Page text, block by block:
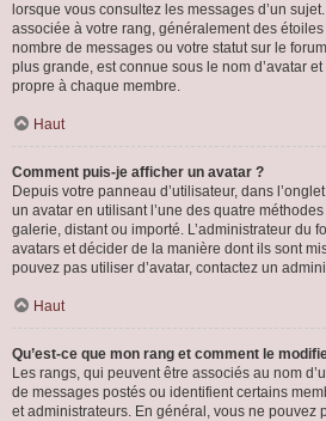
lorsque vous consultez les messages d’un
associée à votre rang, généralement des
nombre de messages ou votre statut sur le
plus grande, est connue sous le nom d’avatar
propre à chaque membre.
Haut
Comment puis-je afficher un avatar ?
Depuis votre panneau d’utilisateur, dans
un avatar en utilisant l’une des quatre
galerie, distant ou importé. L’administrateur du
avatars et décider de la manière dont ils sont
pouvez pas utiliser d’avatar, contactez un
Haut
Qu’est-ce que mon rang et comment le
Les rangs, qui peuvent être associés au nom
de messages postés ou identifient certains
et administrateurs. En général, vous ne pouvez